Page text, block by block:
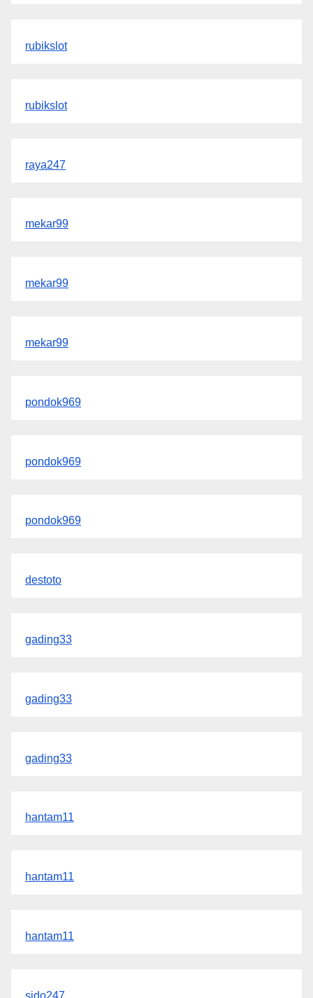
rubikslot
rubikslot
raya247
mekar99
mekar99
mekar99
pondok969
pondok969
pondok969
destoto
gading33
gading33
gading33
hantam11
hantam11
hantam11
sido247